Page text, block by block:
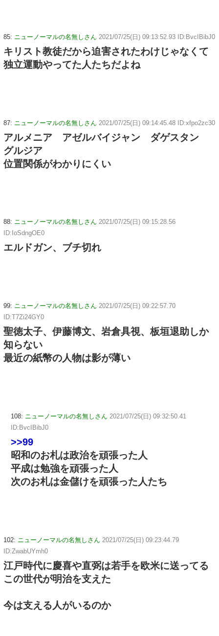
85: ニューノーマルの名無しさん 2021/07/25(日) 09:13:52.93 ID:BvcIBibJ0
キリスト教徒だから迫害されたわけじゃなくて
独立運動やってた人たちだよね
87: ニューノーマルの名無しさん 2021/07/25(日) 09:14:45.48 ID:xfpo2zc30
アルメニア アゼルバイジャン ダゲスタン
グルジア
位置関係がわかりにくい
88: ニューノーマルの名無しさん 2021/07/25(日) 09:15:28.56
ID:IoSdngOE0
エルドガン、ブチ切れ
99: ニューノーマルの名無しさん 2021/07/25(日) 09:22:57.70
ID:T7Zi24GY0
聖徳太子、伊藤博文、岩倉具視、板垣退助しか
知らない
最近の紙幣の人物は影が薄い
108: ニューノーマルの名無しさん 2021/07/25(日) 09:32:50.41
ID:BvcIBibJ0
>>99
昭和のお札は政治を頑張った人
平成は勉強を頑張った人
次のお札は金儲けを頑張った人たち
102: ニューノーマルの名無しさん 2021/07/25(日) 09:23:44.79
ID:ZwabUYmh0
江戸時代に慶喜や直弼は若手を欧米に送ってる
この世代が明治を支えた
今は支える人がいるのか